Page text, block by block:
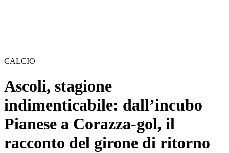
CALCIO
Ascoli, stagione
indimenticabile: dall’incubo
Pianese a Corazza-gol, il
racconto del girone di ritorno